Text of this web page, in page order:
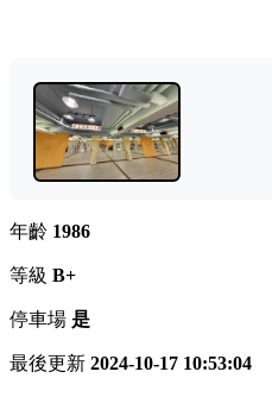
年齡 1986
等級 B+
停車場 是
最後更新 2024-10-17 10:53:04